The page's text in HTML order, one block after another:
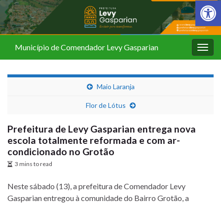
Barra de
Município de Comendador Levy Gasparian
Maio Laranja
Flor de Lótus
Prefeitura de Levy Gasparian entrega nova
escola totalmente reformada e com ar-
condicionado no Grotão
3 mins to read
Neste sábado (13), a prefeitura de Comendador Levy
Gasparian entregou à comunidade do Bairro Grotão, a